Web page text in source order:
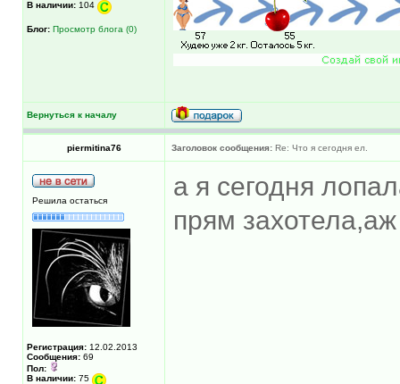
В наличии: 104
Блог: Просмотр блога (0)
Вернуться к началу
piermitina76 Заголовок сообщения: Re: Что я сегодня ел.
Решила остаться
Регистрация: 12.02.2013
Сообщения: 69
Пол:
В наличии: 75
а я сегодня
прям